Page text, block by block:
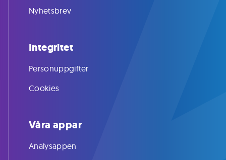
Nyhetsbrev
Integritet
Personuppgifter
Cookies
Våra appar
Analysappen